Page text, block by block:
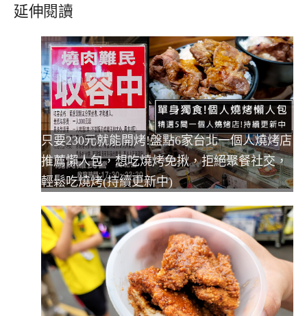
延伸閱讀
只要230元就能開烤!盤點6家台北一個人燒烤店
推薦懶人包，想吃燒烤免揪，拒絕聚餐社交，
輕鬆吃燒烤(持續更新中)